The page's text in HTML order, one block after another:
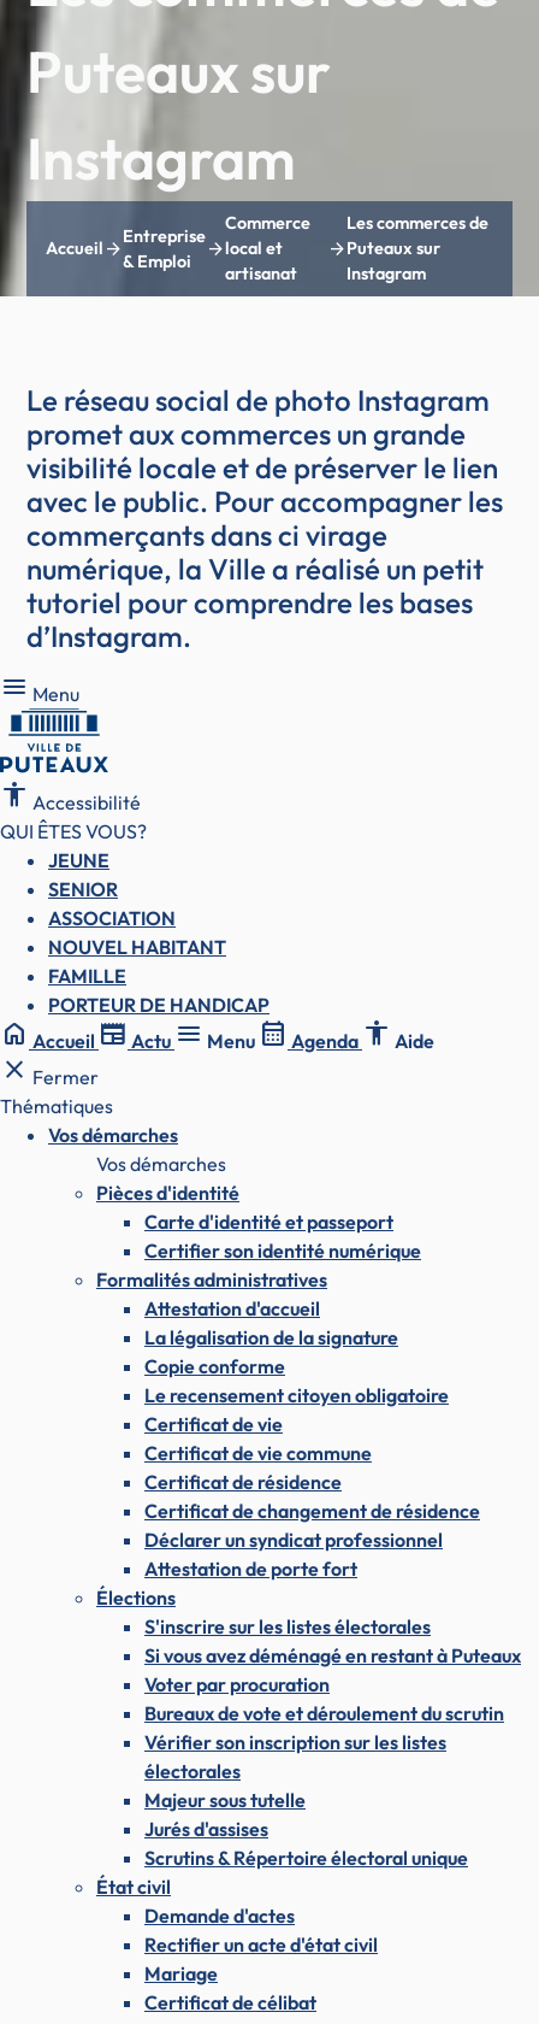
Accueil arrow_forward
Entreprise
& Emploi
arrow_forward
Commerce
local et
artisanat
arrow_forward
Les commerces de
Puteaux sur
Instagram
Puteaux sur
Instagram
Le réseau social de photo Instagram
promet aux commerces un grande
visibilité locale et de préserver le lien
avec le public. Pour accompagner les
commerçants dans ci virage
numérique, la Ville a réalisé un petit
tutoriel pour comprendre les bases
d’Instagram.
Menu Menu
accessibility Accessibilité
QUI ÊTES VOUS?
JEUNE
SENIOR
ASSOCIATION
NOUVEL HABITANT
FAMILLE
PORTEUR DE HANDICAP
home Accueil newspaper Actu menu Menu calendar_month Agenda accessibility Aide
close Fermer
Thématiques
Vos démarches
Vos démarches
Pièces d'identité
Carte d'identité et passeport
Certifier son identité numérique
Formalités administratives
Attestation d'accueil
La légalisation de la signature
Copie conforme
Le recensement citoyen obligatoire
Certificat de vie
Certificat de vie commune
Certificat de résidence
Certificat de changement de résidence
Déclarer un syndicat professionnel
Attestation de porte fort
Élections
S'inscrire sur les listes électorales
Si vous avez déménagé en restant à Puteaux
Voter par procuration
Bureaux de vote et déroulement du scrutin
Vérifier son inscription sur les listes
électorales
Majeur sous tutelle
Jurés d'assises
Scrutins & Répertoire électoral unique
État civil
Demande d'actes
Rectifier un acte d'état civil
Mariage
Certificat de célibat